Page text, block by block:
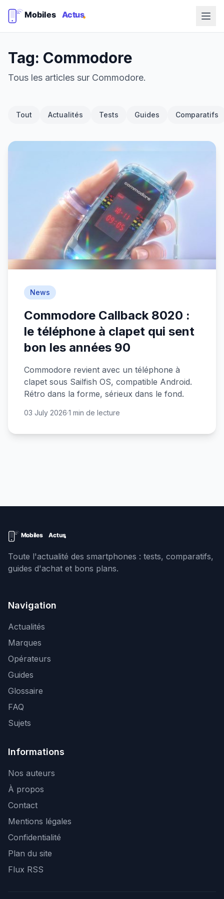
Tag: Commodore
Tous les articles sur Commodore.
Tout Actualités Tests Guides Comparatifs
News
Commodore Callback 8020 :
le téléphone à clapet qui sent
bon les années 90
Commodore revient avec un téléphone à
clapet sous Sailfish OS, compatible Android.
Rétro dans la forme, sérieux dans le fond.
03 July 2026·1 min de lecture
Toute l'actualité des smartphones : tests, comparatifs,
guides d'achat et bons plans.
Navigation
Actualités
Marques
Opérateurs
Guides
Glossaire
FAQ
Sujets
Informations
Nos auteurs
À propos
Contact
Mentions légales
Confidentialité
Plan du site
Flux RSS